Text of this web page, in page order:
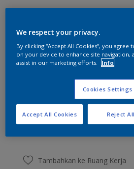
Ukuran
Jumlah Kalkulator cat
Tambahkan ke Ruang Kerja
We respect your privacy.
By clicking “Accept All Cookies”, you
on your device to enhance site navigation,
assist in our marketing efforts.
Info
Cookies Settings
Reject All
Accept All Cookies